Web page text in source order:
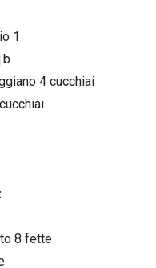
1
4 cucchiai
8 fette